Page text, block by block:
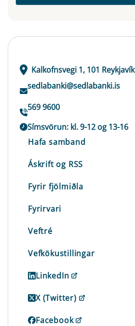
Kalkofnsvegi 1, 101 Reykjavík
sedlabanki@sedlabanki.is
569 9600
Símsvörun: kl. 9-12 og 13-16
Hafa samband
Áskrift og RSS
Fyrir fjölmiðla
Fyrirvari
Veftré
Vefkökustillingar
LinkedIn
X (Twitter)
Facebook